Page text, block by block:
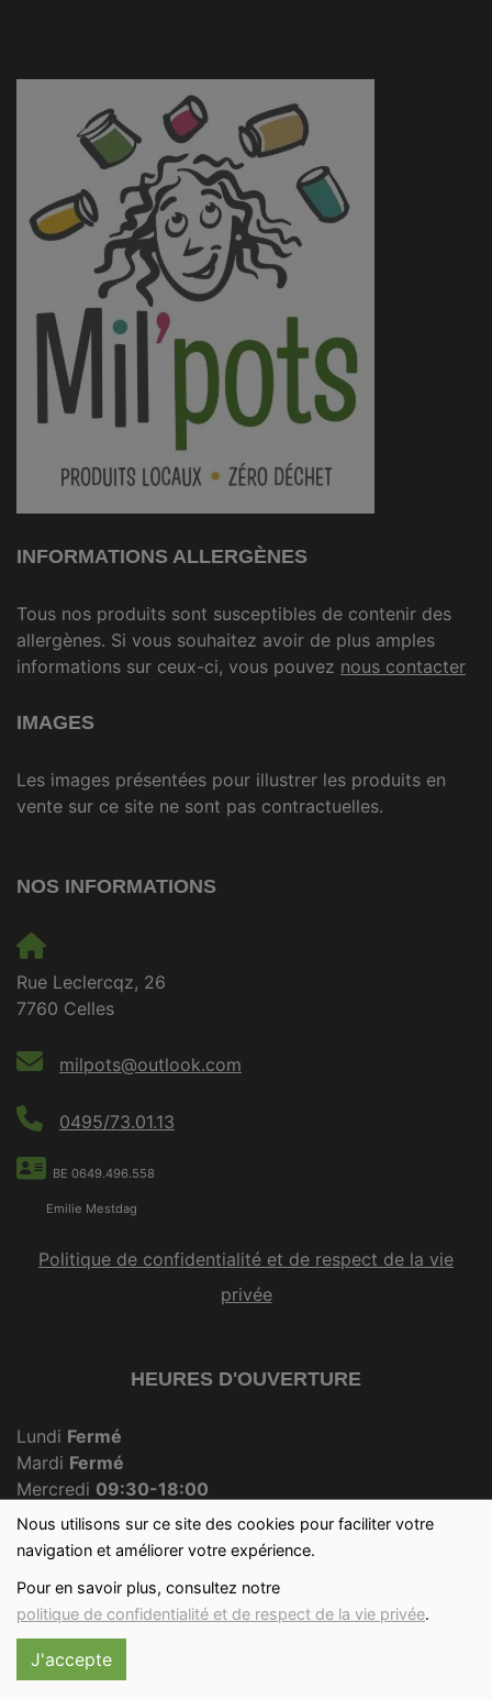
Nous utilisons sur ce site des cookies pour faciliter votre
navigation et améliorer votre expérience.
Pour en savoir plus, consultez notre
politique de confidentialité et de respect de la vie privée.
J'accepte
INFORMATIONS ALLERGÈNES
Tous nos produits sont susceptibles de contenir des
allergènes. Si vous souhaitez avoir de plus amples
informations sur ceux-ci, vous pouvez nous contacter
IMAGES
Les images présentées pour illustrer les produits en
vente sur ce site ne sont pas contractuelles.
NOS INFORMATIONS
Rue Leclercqz, 26
7760 Celles
milpots@outlook.com
0495/73.01.13
BE 0649.496.558
Emilie Mestdag
Politique de confidentialité et de respect de la vie
privée
HEURES D'OUVERTURE
Lundi Fermé
Mardi Fermé
Mercredi 09:30-18:00
JeudiFermé
Vendredi 09:30-18:00
Dimanche09:30-12:00